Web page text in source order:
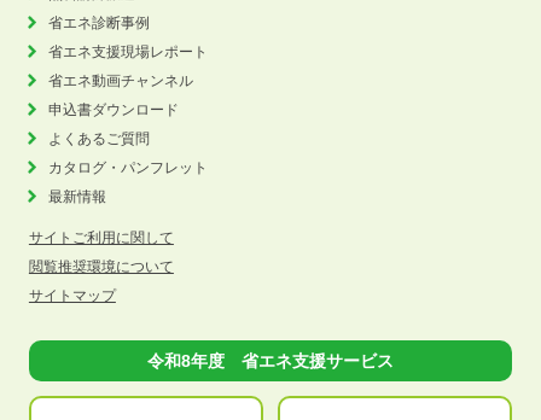
省エネ診断事例
省エネ支援現場レポート
省エネ動画チャンネル
申込書ダウンロード
よくあるご質問
カタログ・パンフレット
最新情報
サイトご利用に関して
閲覧推奨環境について
サイトマップ
令和8年度 省エネ支援サービス